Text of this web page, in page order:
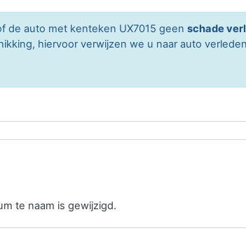
de auto met kenteken UX7015 geen schade
hiervoor verwijzen we u naar auto
te naam is gewijzigd.